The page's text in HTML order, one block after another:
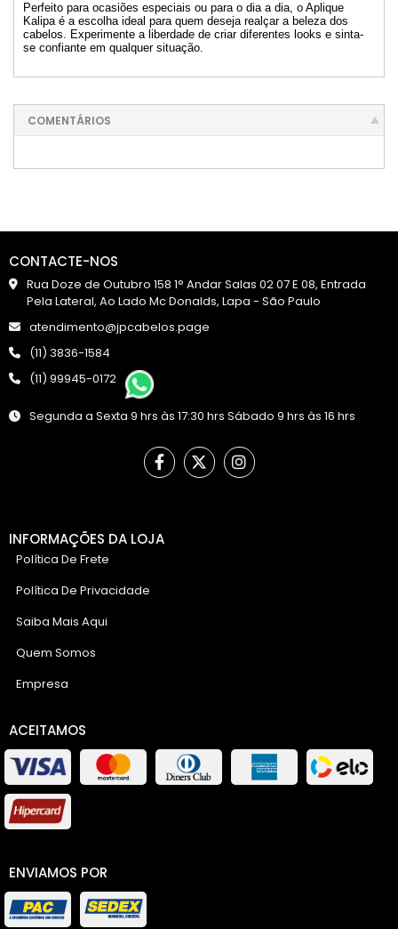
Perfeito para ocasiões especiais ou para o dia a dia, o Aplique
Kalipa é a escolha ideal para quem deseja realçar a beleza dos
cabelos. Experimente a liberdade de criar diferentes looks e sinta-
se confiante em qualquer situação.
COMENTÁRIOS
CONTACTE-NOS
Rua Doze de Outubro 158 1° Andar Salas 02 07 E 08, Entrada
Pela Lateral, Ao Lado Mc Donalds, Lapa - São Paulo
atendimento@jpcabelos.page
(11) 3836-1584
(11) 99945-0172
Segunda a Sexta 9 hrs às 17:30 hrs Sábado 9 hrs às 16 hrs
INFORMAÇÕES DA LOJA
Política De Frete
Política De Privacidade
Saiba Mais Aqui
Quem Somos
Empresa
ACEITAMOS
ENVIAMOS POR